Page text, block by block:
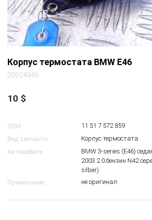
Корпус термостата BMW E46
00024946
10 $
OEM
11 51 7 572 859
Вид запчасти
Корпус термостата
Автомобиль
BMW 3-series (E46)
2003 2.0 бензин N42
silber)
Примечание
не оригинал